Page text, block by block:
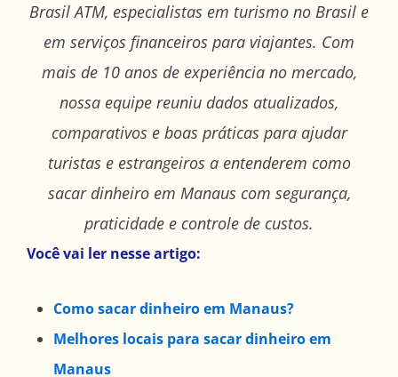
Brasil ATM, especialistas em turismo no Brasil e
em serviços financeiros para viajantes. Com
mais de 10 anos de experiência no mercado,
nossa equipe reuniu dados atualizados,
comparativos e boas práticas para ajudar
turistas e estrangeiros a entenderem como
sacar dinheiro em Manaus com segurança,
praticidade e controle de custos.
Você vai ler nesse artigo:
Como sacar dinheiro em Manaus?
Melhores locais para sacar dinheiro em
Manaus